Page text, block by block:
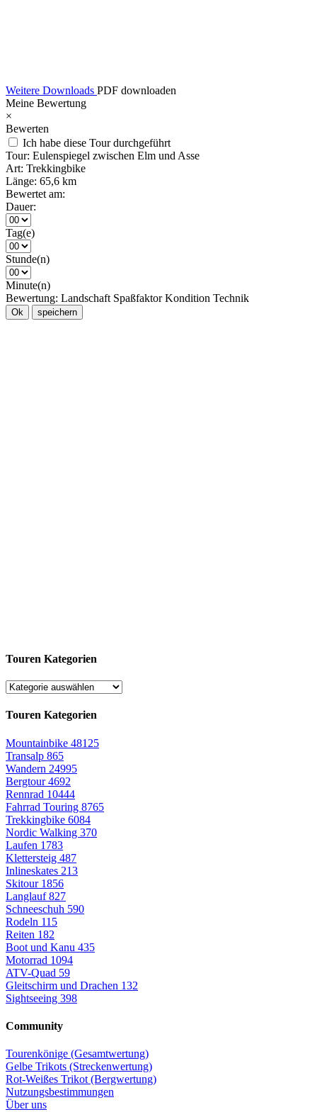
Weitere Downloads PDF downloaden
Meine Bewertung
×
Bewerten
Ich habe diese Tour durchgeführt
Tour: Eulenspiegel zwischen Elm und Asse
Art: Trekkingbike
Länge: 65,6 km
Bewertet am:
Dauer:
Tag(e)
Stunde(n)
Minute(n)
Bewertung: Landschaft Spaßfaktor Kondition Technik
Ok speichern
Touren Kategorien
Touren Kategorien
Mountainbike 48125
Transalp 865
Wandern 24995
Bergtour4692
Rennrad 10444
Fahrrad Touring 8765
Trekkingbike 6084
Nordic Walking 370
Laufen 1783
Klettersteig 487
Inlineskates 213
Skitour 1856
Langlauf827
Schneeschuh 590
Rodeln 115
Reiten 182
Boot und Kanu 435
Motorrad 1094
ATV-Quad 59
Gleitschirm und Drachen 132
Sightseeing 398
Community
Tourenkönige (Gesamtwertung)
Gelbe Trikots (Streckenwertung)
Rot-Weißes Trikot (Bergwertung)
Nutzungsbestimmungen
Über uns